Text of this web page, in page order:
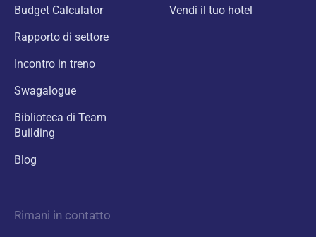
Budget Calculator
Rapporto di settore
Incontro in treno
Swagalogue
Biblioteca di Team
Building
Blog
Vendi il tuo hotel
Rimani in contatto